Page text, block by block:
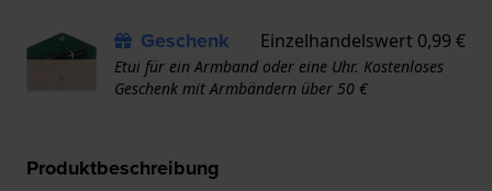
Geschenk Einzelhandelswert 0,99 €
Etui für ein Armband oder eine Uhr. Kostenloses
Geschenk mit Armbändern über 50 €
Produktbeschreibung